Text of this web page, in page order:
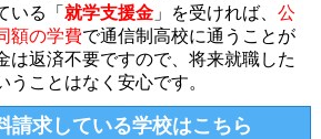
いる「 就学支援金」を受ければ、 公
額の学費で通信制高校に通うことが
は返済不要ですので、将来就職した
ことはなく安心です。
請求している学校はこちら